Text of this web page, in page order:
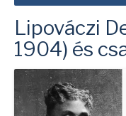
Lipováczi
1904) és